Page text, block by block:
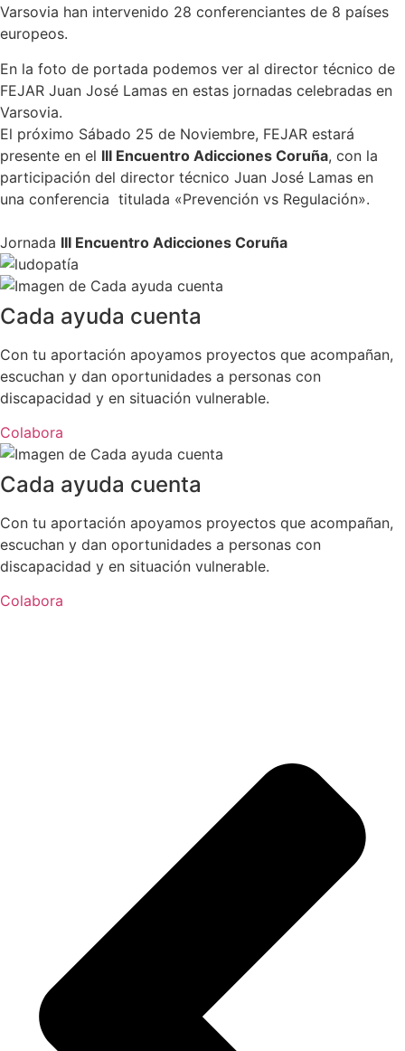
Varsovia han intervenido 28 conferenciantes de 8 países
europeos.
En la foto de portada podemos ver al director técnico de
FEJAR Juan José Lamas en estas jornadas celebradas en
Varsovia.
El próximo Sábado 25 de Noviembre, FEJAR estará
presente en el III Encuentro Adicciones Coruña, con la
participación del director técnico Juan José Lamas en
una conferencia titulada «Prevención vs Regulación».
Jornada III Encuentro Adicciones Coruña
Cada ayuda cuenta
Con tu aportación apoyamos proyectos que acompañan,
escuchan y dan oportunidades a personas con
discapacidad y en situación vulnerable.
Colabora
Cada ayuda cuenta
Con tu aportación apoyamos proyectos que acompañan,
escuchan y dan oportunidades a personas con
discapacidad y en situación vulnerable.
Colabora